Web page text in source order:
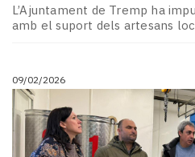
L’Ajuntament de Tremp ha
amb el suport dels artesans
09/02/2026